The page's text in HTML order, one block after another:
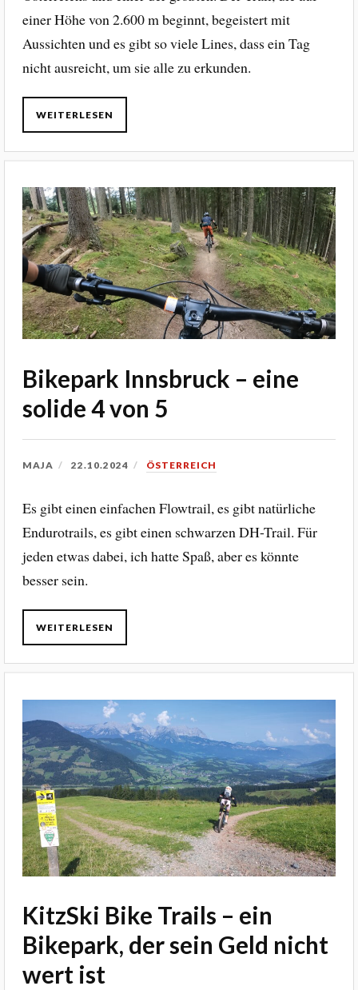
einer Höhe von 2.600 m beginnt, begeistert mit
Aussichten und es gibt so viele Lines, dass ein Tag
nicht ausreicht, um sie alle zu erkunden.
WEITERLESEN
Bikepark Innsbruck – eine
solide 4 von 5
MAJA 22.10.2024 ÖSTERREICH
Es gibt einen einfachen Flowtrail, es gibt natürliche
Endurotrails, es gibt einen schwarzen DH-Trail. Für
jeden etwas dabei, ich hatte Spaß, aber es könnte
besser sein.
WEITERLESEN
KitzSki Bike Trails – ein
Bikepark, der sein Geld nicht
wert ist